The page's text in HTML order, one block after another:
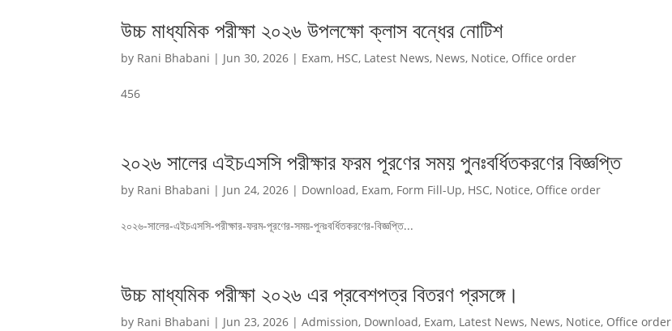
উচ্চ মাধ্যমিক পরীক্ষা ২০২৬ উপলক্ষো ক্লাস বন্ধের নোটিশ
by Rani Bhabani | Jun 30, 2026 | Exam, HSC, Latest News, News, Notice, Office order
456
২০২৬ সালের এইচএসসি পরীক্ষার ফরম পূরণের সময় পুনঃবর্ধিতকরণের বিজ্ঞপ্তি
by Rani Bhabani | Jun 24, 2026 | Download, Exam, Form Fill-Up, HSC, Notice, Office order
২০২৬-সালের-এইচএসসি-পরীক্ষার-ফরম-পূরণের-সময়-পুনঃবর্ধিতকরণের-বিজ্ঞপ্তি...
উচ্চ মাধ্যমিক পরীক্ষা ২০২৬ এর প্রবেশপত্র বিতরণ প্রসঙ্গে।
by Rani Bhabani | Jun 23, 2026 |Admission, Download, Exam, Latest News, News, Notice, Office order